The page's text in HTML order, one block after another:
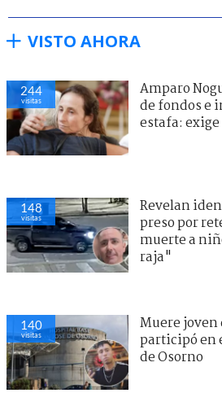
VISTO AHORA
244
visitas
Amparo
de fondos e
estafa:
148
visitas
Revelan
preso por
muerte a
raja"
140
visitas
Muere joven
participó en
de Osorno